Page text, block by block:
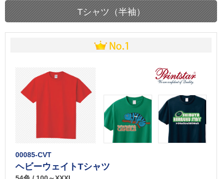
Tシャツ（半袖）
00085-CVT
ヘビーウェイトTシャツ